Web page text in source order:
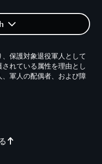
保護対象退役軍人として
れている属性を理由とし
軍人の配偶者、および障